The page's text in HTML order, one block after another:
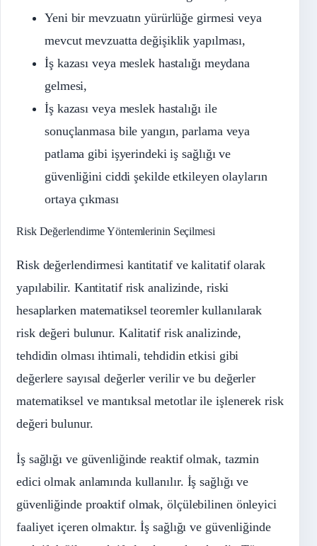
Yeni bir mevzuatın yürürlüğe girmesi veya
mevcut mevzuatta değişiklik yapılması,
İş kazası veya meslek hastalığı meydana
gelmesi,
İş kazası veya meslek hastalığı ile
sonuçlanmasa bile yangın, parlama veya
patlama gibi işyerindeki iş sağlığı ve
güvenliğini ciddi şekilde etkileyen olayların
ortaya çıkması
Risk Değerlendirme Yöntemlerinin Seçilmesi
Risk değerlendirmesi kantitatif ve kalitatif olarak
yapılabilir. Kantitatif risk analizinde, riski
hesaplarken matematiksel teoremler kullanılarak
risk değeri bulunur. Kalitatif risk analizinde,
tehdidin olması ihtimali, tehdidin etkisi gibi
değerlere sayısal değerler verilir ve bu değerler
matematiksel ve mantıksal metotlar ile işlenerek risk
değeri bulunur.
İş sağlığı ve güvenliğinde reaktif olmak, tazmin
edici olmak anlamında kullanılır. İş sağlığı ve
güvenliğinde proaktif olmak, ölçülebilinen önleyici
faaliyet içeren olmaktır. İş sağlığı ve güvenliğinde